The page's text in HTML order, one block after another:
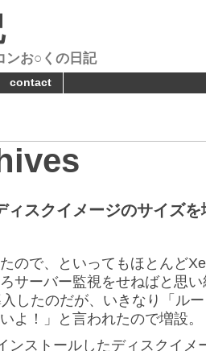
ンお○くの日記
contact
ィスクイメージのサイズを
ので、といってもほとんど
サーバー監視をせねばと思
したのだが、いきなり「ル
よ！」と言われたので増設。
ンストールしたディスクイメ